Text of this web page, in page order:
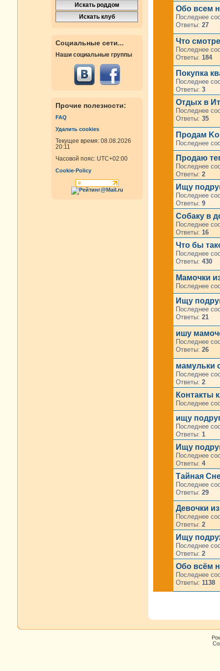
Социальные сети...
Наши социальные группы
Прочие полезности:
FAQ
Удалить cookies
Текущее время: 08.08.2026
20:11
Часовой пояс: UTC+02:00
Cookie-Policy
Oбо всем
Последнее
Ответы: 27
Что
Последнее
Ответы: 184
Покупка
Последнее
Ответы: 3
Отдых в
Последнее
Ответы: 35
Продам
Последнее
Продаю
Последнее
Ответы: 2
Ищу
Последнее
Ответы: 9
Собаку в
Последнее
Ответы: 16
Что бы
Последнее
Ответы: 430
Мамочки
Последнее
Ищу
Последнее
Ответы: 21
ишу
Последнее
Ответы: 26
мамульки
Последнее
Ответы: 2
Контакты
Последнее
ищу
Последнее
Ответы: 1
Ищу
Последнее
Ответы: 4
Тайная
Последнее
Ответы: 29
Девочки
Последнее
Ответы: 2
Ищу
Последнее
Ответы: 2
Обо всём
Последнее
Ответы: 1138